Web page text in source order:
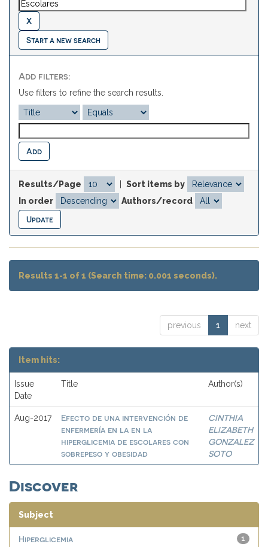
Start a new search
Add filters:
Use filters to refine the search results.
Results/Page
Sort items by
In order
Authors/record
Results 1-1 of 1 (Search time: 0.001 seconds).
previous 1 next
Item hits:
Issue
Date
Title Author(s)
Aug-2017
Efecto de una intervención de
enfermería en la en la
hiperglicemia de escolares con
sobrepeso y obesidad
CINTHIA
ELIZABETH
GONZALEZ
SOTO
Discover
Subject
1
Hiperglicemia